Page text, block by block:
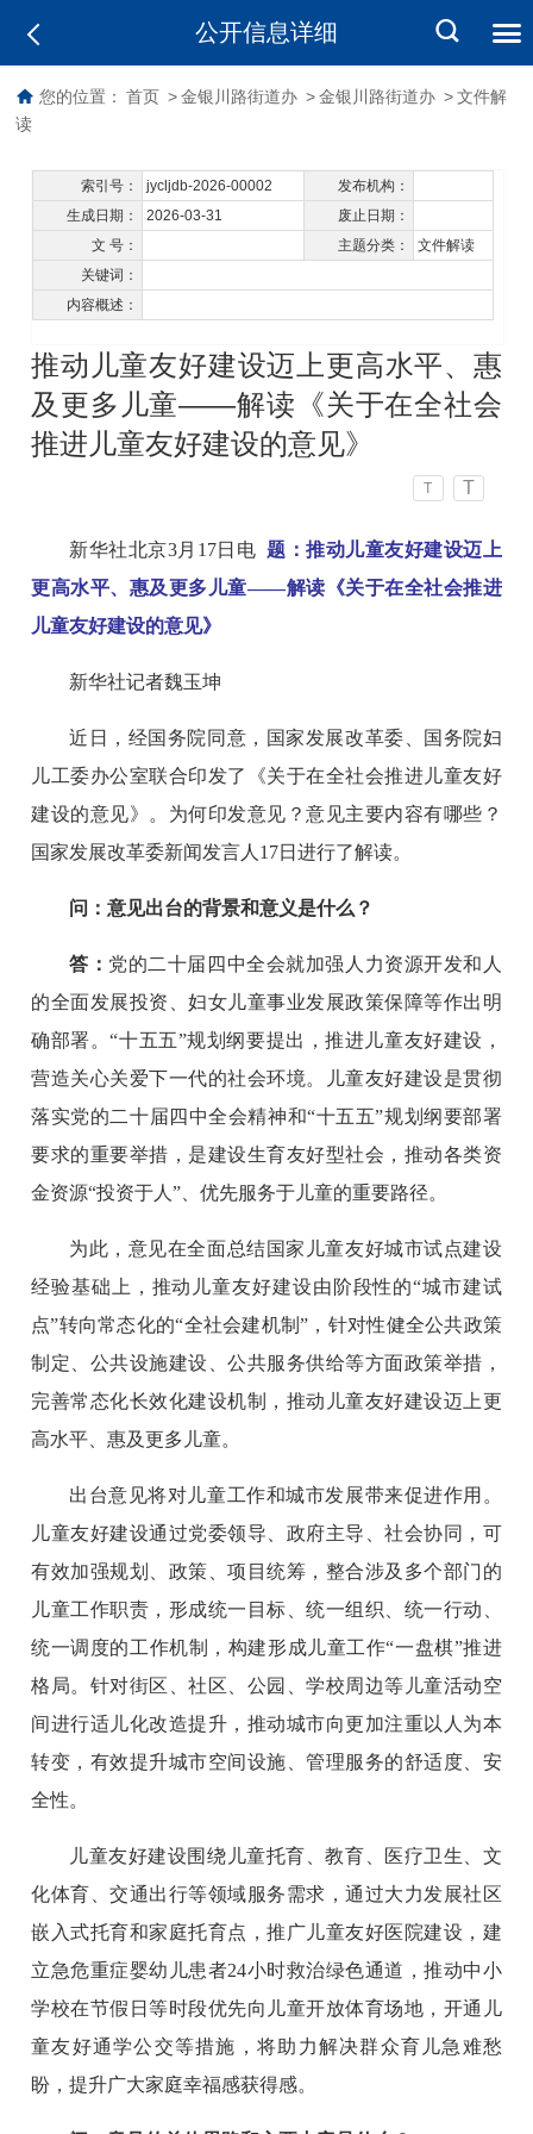
公开信息详细
您的位置： 首页 > 金银川路街道办 > 金银川路街道办 > 文件解
读
索引号： jycljdb-2026-00002
发布机构：
生成日期：
2026-03-31
废止日期：
文 号：
主题分类：
文件解读
关键词：
内容概述：
推动儿童友好建设迈上更高水平、惠
及更多儿童——解读《关于在全社会
推进儿童友好建设的意见》
T T
新华社北京3月17日电 题：推动儿童友好建设迈上
更高水平、惠及更多儿童——解读《关于在全社会推进
儿童友好建设的意见》
新华社记者魏玉坤
近日，经国务院同意，国家发展改革委、国务院妇
儿工委办公室联合印发了《关于在全社会推进儿童友好
建设的意见》。为何印发意见？意见主要内容有哪些？
国家发展改革委新闻发言人17日进行了解读。
问：意见出台的背景和意义是什么？
答： 党的二十届四中全会就加强人力资源开发和人
的全面发展投资、妇女儿童事业发展政策保障等作出明
确部署。“十五五”规划纲要提出，推进儿童友好建设，
营造关心关爱下一代的社会环境。儿童友好建设是贯彻
落实党的二十届四中全会精神和“十五五”规划纲要部署
要求的重要举措，是建设生育友好型社会，推动各类资
金资源“投资于人”、优先服务于儿童的重要路径。
为此，意见在全面总结国家儿童友好城市试点建设
经验基础上，推动儿童友好建设由阶段性的“城市建试
点”转向常态化的“全社会建机制”，针对性健全公共政策
制定、公共设施建设、公共服务供给等方面政策举措，
完善常态化长效化建设机制，推动儿童友好建设迈上更
高水平、惠及更多儿童。
出台意见将对儿童工作和城市发展带来促进作用。
儿童友好建设通过党委领导、政府主导、社会协同，可
有效加强规划、政策、项目统筹，整合涉及多个部门的
儿童工作职责，形成统一目标、统一组织、统一行动、
统一调度的工作机制，构建形成儿童工作“一盘棋”推进
格局。针对街区、社区、公园、学校周边等儿童活动空
间进行适儿化改造提升，推动城市向更加注重以人为本
转变，有效提升城市空间设施、管理服务的舒适度、安
全性。
儿童友好建设围绕儿童托育、教育、医疗卫生、文
化体育、交通出行等领域服务需求，通过大力发展社区
嵌入式托育和家庭托育点，推广儿童友好医院建设，建
立急危重症婴幼儿患者24小时救治绿色通道，推动中小
学校在节假日等时段优先向儿童开放体育场地，开通儿
童友好通学公交等措施，将助力解决群众育儿急难愁
盼，提升广大家庭幸福感获得感。